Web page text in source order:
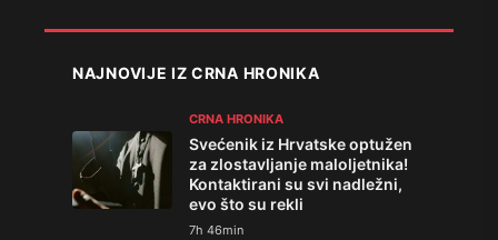
NAJNOVIJE IZ CRNA HRONIKA
CRNA HRONIKA
Svećenik iz Hrvatske optužen
za zlostavljanje maloljetnika!
Kontaktirani su svi nadležni,
evo što su rekli
7h 46min